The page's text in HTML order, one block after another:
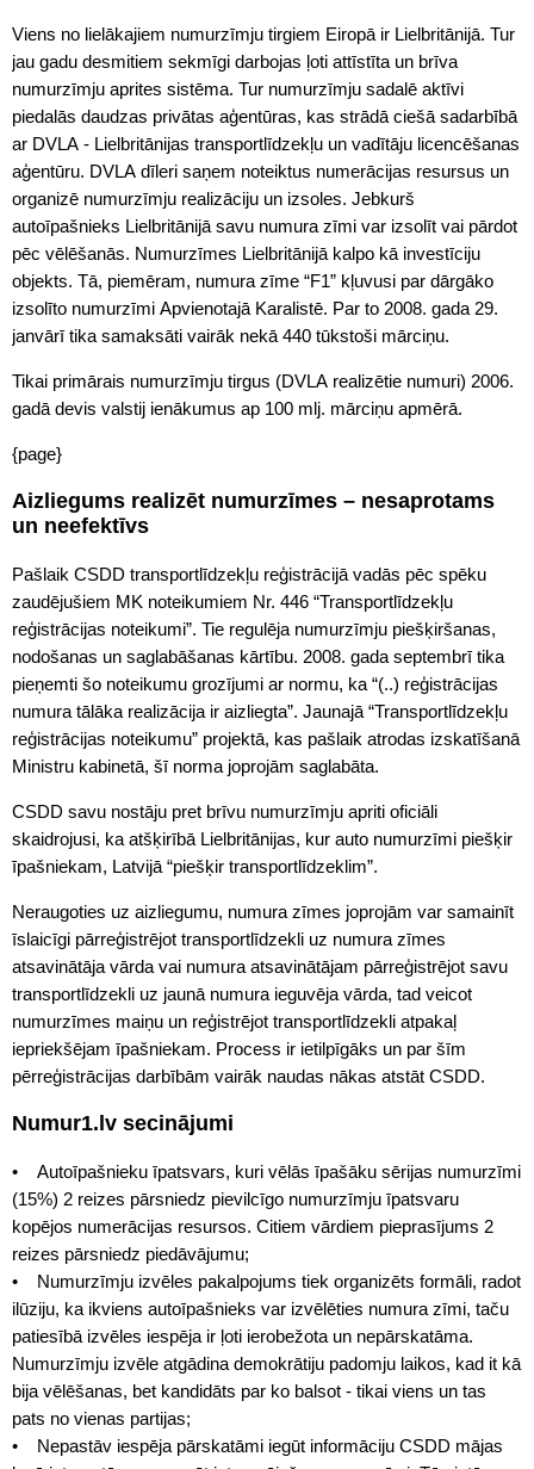
Viens no lielākajiem numurzīmju tirgiem Eiropā ir Lielbritānijā. Tur
jau gadu desmitiem sekmīgi darbojas ļoti attīstīta un brīva
numurzīmju aprites sistēma. Tur numurzīmju sadalē aktīvi
piedalās daudzas privātas aģentūras, kas strādā ciešā sadarbībā
ar DVLA - Lielbritānijas transportlīdzekļu un vadītāju licencēšanas
aģentūru. DVLA dīleri saņem noteiktus numerācijas resursus un
organizē numurzīmju realizāciju un izsoles. Jebkurš
autoīpašnieks Lielbritānijā savu numura zīmi var izsolīt vai pārdot
pēc vēlēšanās. Numurzīmes Lielbritānijā kalpo kā investīciju
objekts. Tā, piemēram, numura zīme “F1” kļuvusi par dārgāko
izsolīto numurzīmi Apvienotajā Karalistē. Par to 2008. gada 29.
janvārī tika samaksāti vairāk nekā 440 tūkstoši mārciņu.
Tikai primārais numurzīmju tirgus (DVLA realizētie numuri) 2006.
gadā devis valstij ienākumus ap 100 mlj. mārciņu apmērā.
{page}
Aizliegums realizēt numurzīmes – nesaprotams
un neefektīvs
Pašlaik CSDD transportlīdzekļu reģistrācijā vadās pēc spēku
zaudējušiem MK noteikumiem Nr. 446 “Transportlīdzekļu
reģistrācijas noteikumi”. Tie regulēja numurzīmju piešķiršanas,
nodošanas un saglabāšanas kārtību. 2008. gada septembrī tika
pieņemti šo noteikumu grozījumi ar normu, ka “(..) reģistrācijas
numura tālāka realizācija ir aizliegta”. Jaunajā “Transportlīdzekļu
reģistrācijas noteikumu” projektā, kas pašlaik atrodas izskatīšanā
Ministru kabinetā, šī norma joprojām saglabāta.
CSDD savu nostāju pret brīvu numurzīmju apriti oficiāli
skaidrojusi, ka atšķirībā Lielbritānijas, kur auto numurzīmi piešķir
īpašniekam, Latvijā “piešķir transportlīdzeklim”.
Neraugoties uz aizliegumu, numura zīmes joprojām var samainīt
īslaicīgi pārreģistrējot transportlīdzekli uz numura zīmes
atsavinātāja vārda vai numura atsavinātājam pārreģistrējot savu
transportlīdzekli uz jaunā numura ieguvēja vārda, tad veicot
numurzīmes maiņu un reģistrējot transportlīdzekli atpakaļ
iepriekšējam īpašniekam. Process ir ietilpīgāks un par šīm
pērreģistrācijas darbībām vairāk naudas nākas atstāt CSDD.
Numur1.lv secinājumi
• Autoīpašnieku īpatsvars, kuri vēlās īpašāku sērijas numurzīmi
(15%) 2 reizes pārsniedz pievilcīgo numurzīmju īpatsvaru
kopējos numerācijas resursos. Citiem vārdiem pieprasījums 2
reizes pārsniedz piedāvājumu;
• Numurzīmju izvēles pakalpojums tiek organizēts formāli, radot
ilūziju, ka ikviens autoīpašnieks var izvēlēties numura zīmi, taču
patiesībā izvēles iespēja ir ļoti ierobežota un nepārskatāma.
Numurzīmju izvēle atgādina demokrātiju padomju laikos, kad it kā
bija vēlēšanas, bet kandidāts par ko balsot - tikai viens un tas
pats no vienas partijas;
• Nepastāv iespēja pārskatāmi iegūt informāciju CSDD mājas